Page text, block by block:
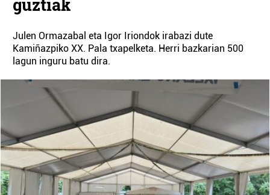
guztiak
Julen Ormazabal eta Igor Iriondok irabazi dute
Kamiñazpiko XX. Pala txapelketa. Herri bazkarian 500
lagun inguru batu dira.